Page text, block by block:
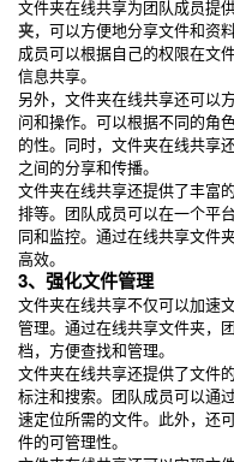
文件夹在线共享为团队成员提
夹，可以方便地分享文件和资
成员可以根据自己的权限在文
信息共享。
另外，文件夹在线共享还可以
问和操作。可以根据不同的角
的性。同时，文件夹在线共享
之间的分享和传播。
文件夹在线共享还提供了丰富
排等。团队成员可以在一个平
同和监控。通过在线共享文件
高效。
3、强化文件管理
文件夹在线共享不仅可以加速
管理。通过在线共享文件夹，
档，方便查找和管理。
文件夹在线共享还提供了文件
标注和搜索。团队成员可以通
速定位所需的文件。此外，还
件的可管理性。